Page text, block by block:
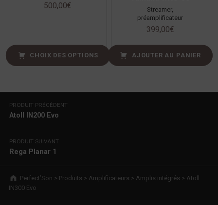
500,00€
CHOIX DES OPTIONS
Streamer,
préamplificateur
399,00€
AJOUTER AU PANIER
Navigation de l’article
PRODUIT PRÉCÉDENT
Atoll IN200 Evo
PRODUIT SUIVANT
Rega Planar 1
Breadcrumbs navigation
Perfect’Son > Produits > Amplificateurs > Amplis intégrés > Atoll
IN300 Evo